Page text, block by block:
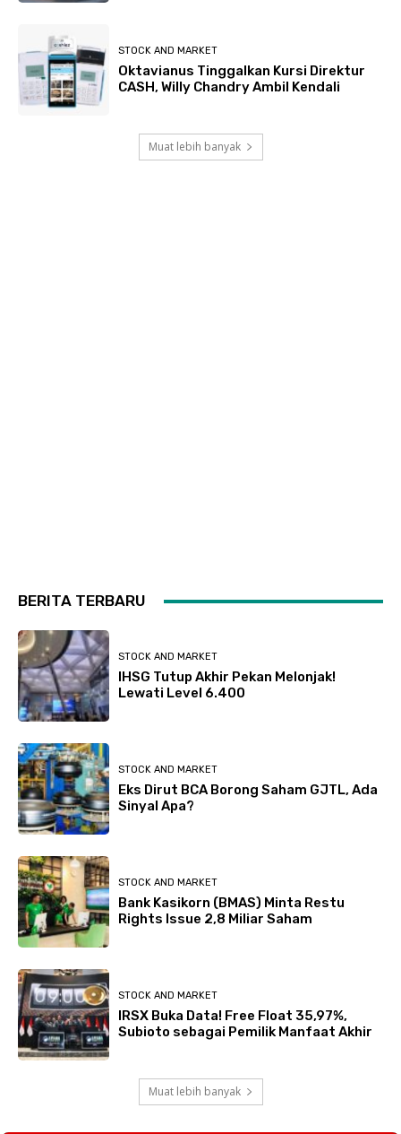
STOCK AND MARKET
Oktavianus Tinggalkan Kursi Direktur
CASH, Willy Chandry Ambil Kendali
Muat lebih banyak
BERITA TERBARU
STOCK AND MARKET
IHSG Tutup Akhir Pekan Melonjak!
Lewati Level 6.400
STOCK AND MARKET
Eks Dirut BCA Borong Saham GJTL, Ada
Sinyal Apa?
STOCK AND MARKET
Bank Kasikorn (BMAS) Minta Restu
Rights Issue 2,8 Miliar Saham
STOCK AND MARKET
IRSX Buka Data! Free Float 35,97%,
Subioto sebagai Pemilik Manfaat Akhir
Muat lebih banyak